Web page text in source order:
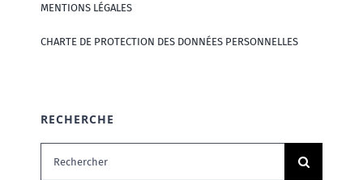
MENTIONS LÉGALES
CHARTE DE PROTECTION DES DONNÉES PERSONNELLES
RECHERCHE
Rechercher: